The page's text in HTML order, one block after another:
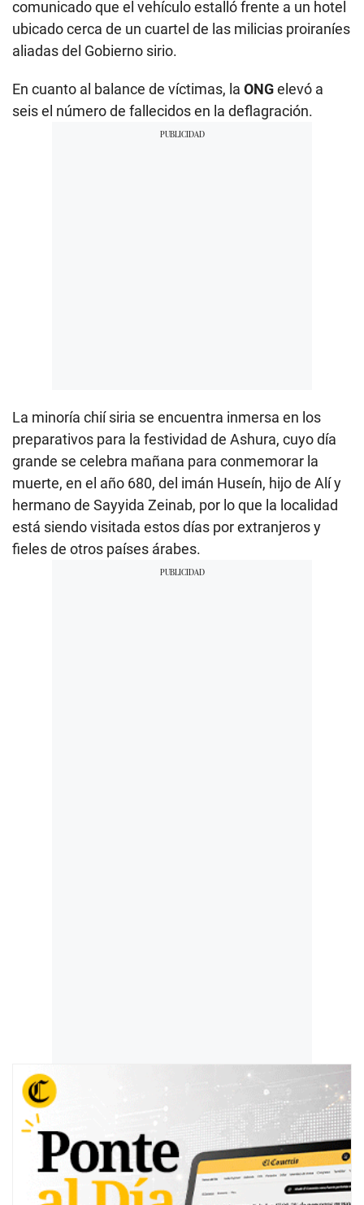
comunicado que el vehículo estalló frente a un hotel
ubicado cerca de un cuartel de las milicias proiraníes
aliadas del Gobierno sirio.
En cuanto al balance de víctimas, la ONGelevó a
seis el número de fallecidos en la deflagración.
La minoría chií siria se encuentra inmersa en los
preparativos para la festividad de Ashura, cuyo día
grande se celebra mañana para conmemorar la
muerte, en el año 680, del imán Huseín, hijo de Alí y
hermano de Sayyida Zeinab, por lo que la localidad
está siendo visitada estos días por extranjeros y
fieles de otros países árabes.